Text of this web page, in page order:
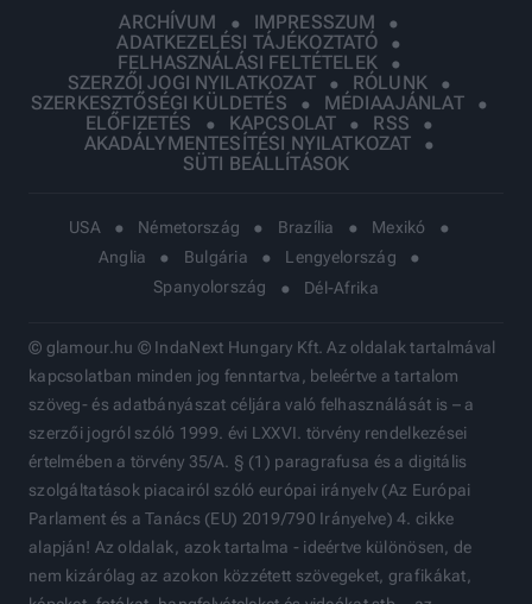
ARCHÍVUM
IMPRESSZUM
ADATKEZELÉSI TÁJÉKOZTATÓ
FELHASZNÁLÁSI FELTÉTELEK
SZERZŐI JOGI NYILATKOZAT
RÓLUNK
SZERKESZTŐSÉGI KÜLDETÉS
MÉDIAAJÁNLAT
ELŐFIZETÉS
KAPCSOLAT
RSS
AKADÁLYMENTESÍTÉSI NYILATKOZAT
SÜTI BEÁLLÍTÁSOK
USA Németország Brazília
Mexikó
Anglia
Bulgária
Lengyelország
Spanyolország
Dél-Afrika
© glamour.hu © IndaNext Hungary Kft. Az oldalak tartalmával
kapcsolatban minden jog fenntartva, beleértve a tartalom
szöveg- és adatbányászat céljára való felhasználását is – a
szerzői jogról szóló 1999. évi LXXVI. törvény rendelkezései
értelmében a törvény 35/A. § (1) paragrafusa és a digitális
szolgáltatások piacairól szóló európai irányelv (Az Európai
Parlament és a Tanács (EU) 2019/790 Irányelve) 4. cikke
alapján! Az oldalak, azok tartalma - ideértve különösen, de
nem kizárólag az azokon közzétett szövegeket, grafikákat,